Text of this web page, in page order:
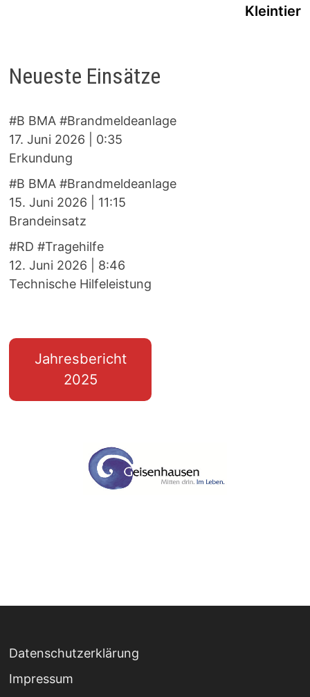
Kleintier
Neueste Einsätze
#B BMA #Brandmeldeanlage
17. Juni 2026
0:35
Erkundung
#B BMA #Brandmeldeanlage
15. Juni 2026
11:15
Brandeinsatz
#RD #Tragehilfe
12. Juni 2026
8:46
Technische Hilfeleistung
Jahresbericht
2025
Datenschutzerklärung
Impressum